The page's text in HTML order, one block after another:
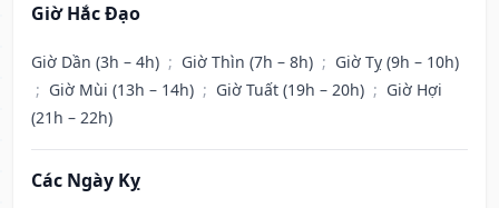
Giờ Hắc Đạo
Giờ Dần (3h – 4h) ; Giờ Thìn (7h – 8h) ; Giờ Tỵ (9h – 10h)
; Giờ Mùi (13h – 14h) ; Giờ Tuất (19h – 20h) ; Giờ Hợi
(21h – 22h)
Các Ngày Kỵ